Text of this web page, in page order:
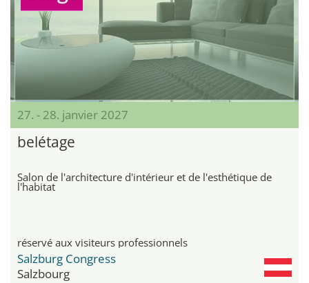
27. - 28. janvier 2027
belétage
Salon de l'architecture d'intérieur et de l'esthétique de
l'habitat
réservé aux visiteurs professionnels
Salzburg Congress
Salzbourg